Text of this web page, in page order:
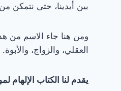
بين أيدينا، حتى نتمكن
ومن هنا جاء الاسم من
العقلي، والزواج، والأبوة.
يقدم لنا الكتاب الإلهام